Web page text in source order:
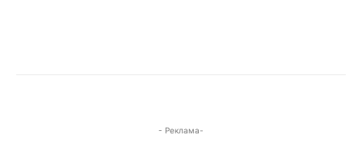
- Реклама-